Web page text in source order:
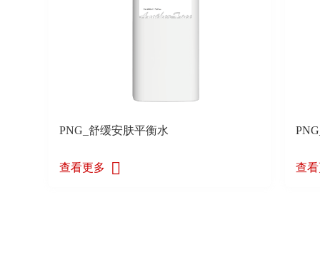
PNG_舒缓安肤平衡水
查看更多 查